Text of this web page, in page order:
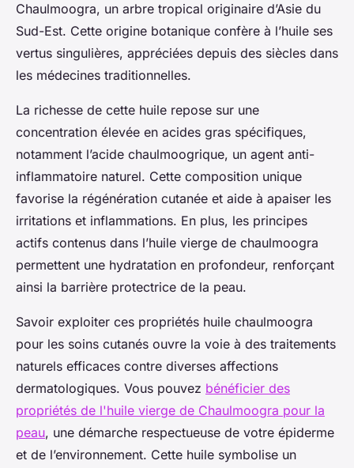
Chaulmoogra, un arbre tropical originaire d’Asie du
Sud-Est. Cette origine botanique confère à l’huile ses
vertus singulières, appréciées depuis des siècles dans
les médecines traditionnelles.
La richesse de cette huile repose sur une
concentration élevée en acides gras spécifiques,
notamment l’acide chaulmoogrique, un agent anti-
inflammatoire naturel. Cette composition unique
favorise la régénération cutanée et aide à apaiser les
irritations et inflammations. En plus, les principes
actifs contenus dans l’huile vierge de chaulmoogra
permettent une hydratation en profondeur, renforçant
ainsi la barrière protectrice de la peau.
Savoir exploiter ces propriétés huile chaulmoogra
pour les soins cutanés ouvre la voie à des traitements
naturels efficaces contre diverses affections
dermatologiques. Vous pouvez bénéficier des
propriétés de l'huile vierge de Chaulmoogra pour la
peau, une démarche respectueuse de votre épiderme
et de l’environnement. Cette huile symbolise un